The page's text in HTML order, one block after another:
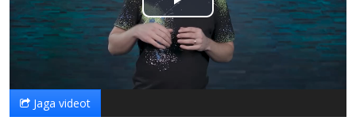
Esita
video
Jaga videot